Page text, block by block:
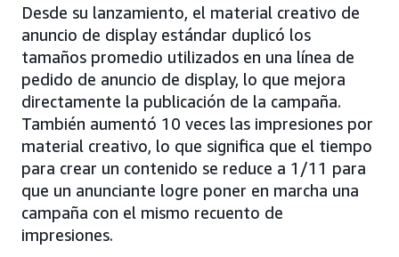
Desde su lanzamiento, el material creativo de
anuncio de display estándar duplicó los
tamaños promedio utilizados en una línea de
pedido de anuncio de display, lo que mejora
directamente la publicación de la campaña.
También aumentó 10 veces las impresiones por
material creativo, lo que significa que el tiempo
para crear un contenido se reduce a 1/11 para
que un anunciante logre poner en marcha una
campaña con el mismo recuento de
impresiones.